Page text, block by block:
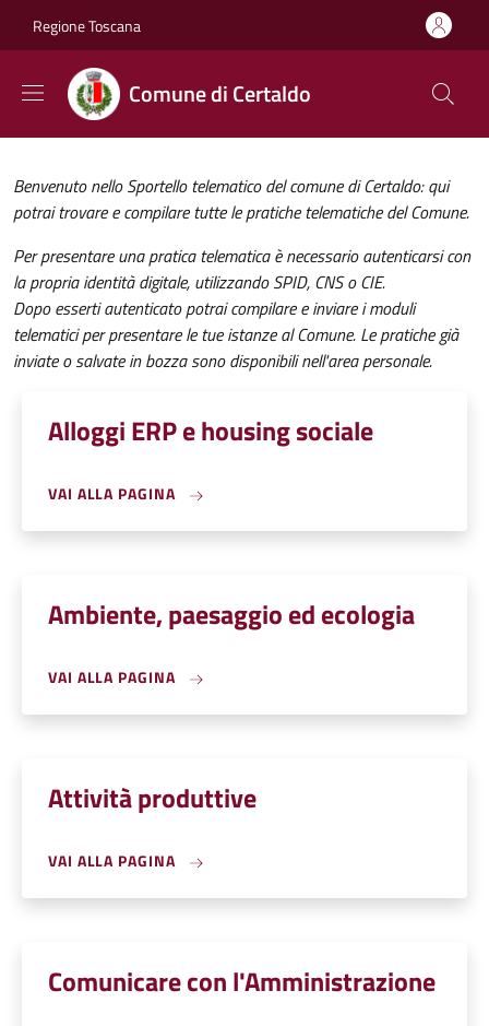
Regione Toscana
Comune di Certaldo
Benvenuto nello Sportello telematico del comune di Certaldo: qui
potrai trovare e compilare tutte le pratiche telematiche del Comune.
Per presentare una pratica telematica è necessario autenticarsi con
la propria identità digitale, utilizzando SPID, CNS o CIE.
Dopo esserti autenticato potrai compilare e inviare i moduli
telematici per presentare le tue istanze al Comune. Le pratiche già
inviate o salvate in bozza sono disponibili nell'area personale.
Alloggi ERP e housing sociale
VAI ALLA PAGINA
Ambiente, paesaggio ed ecologia
VAI ALLA PAGINA
Attività produttive
VAI ALLA PAGINA
Comunicare con l'Amministrazione